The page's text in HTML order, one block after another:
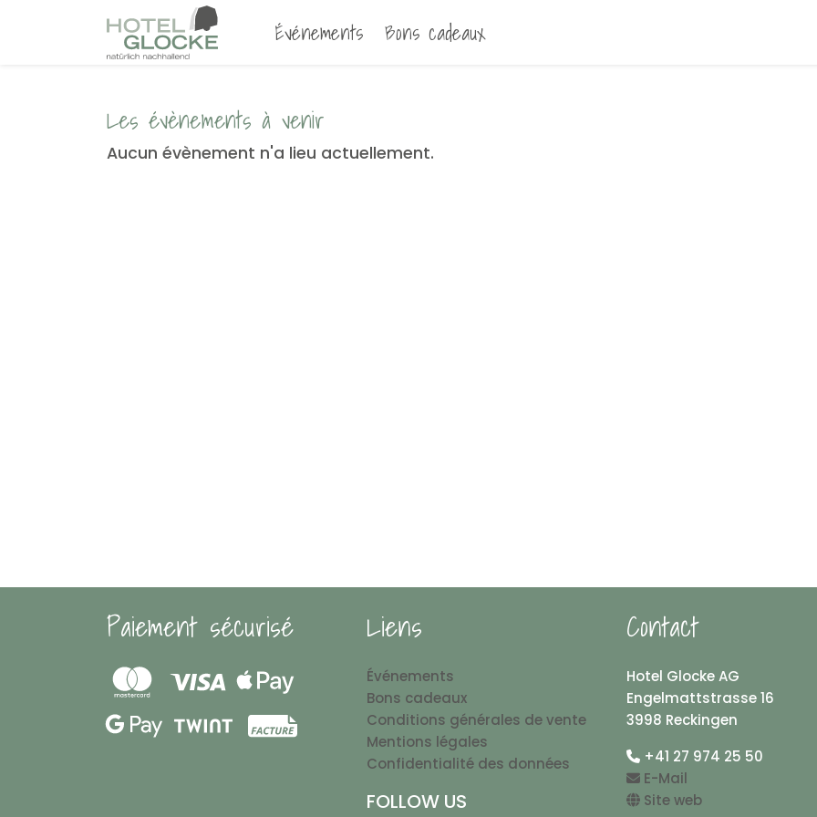
Événements Bons cadeaux
Les évènements à venir
Aucun évènement n'a lieu actuellement.
Paiement sécurisé Liens
Événements
Bons cadeaux
Conditions générales de vente
Mentions légales
Confidentialité des données
FOLLOW US
Contact
Hotel Glocke AG
Engelmattstrasse 16
3998 Reckingen
+41 27 974 25 50
E-Mail
Site web